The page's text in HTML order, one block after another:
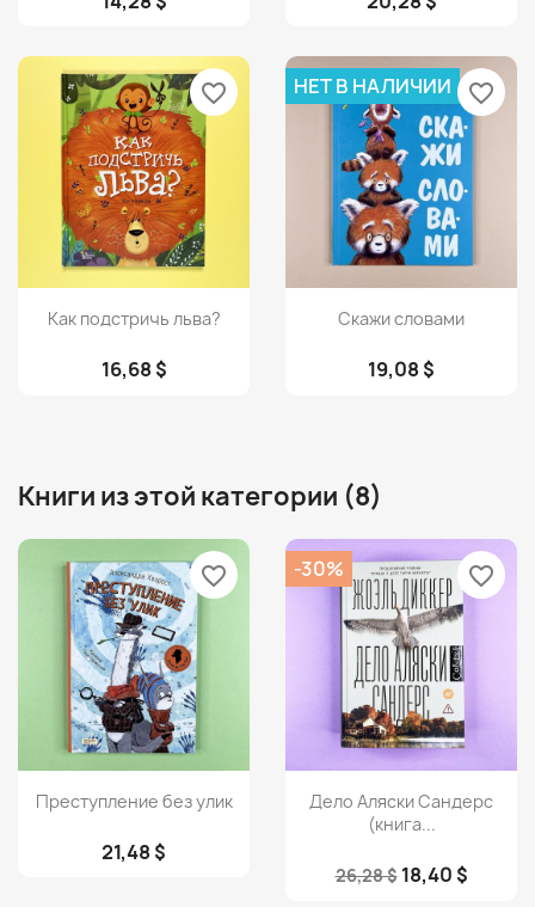
Просмотр
Как подстричь льва?
16,68 $
favorite_border
Просмотр
Скажи словами
19,08 $
НЕТ В НАЛИЧИИ favorite_border
Книги из этой категории (8)
Просмотр
Преступление без улик
21,48 $
favorite_border
Просмотр
Дело Аляски Сандерс
(книга...
26,28 $ 18,40 $
-30% favorite_border